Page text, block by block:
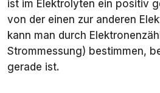
ist im Elektrolyten ein positiv
von der einen zur anderen
kann man durch
Strommessung) bestimmen,
gerade ist.